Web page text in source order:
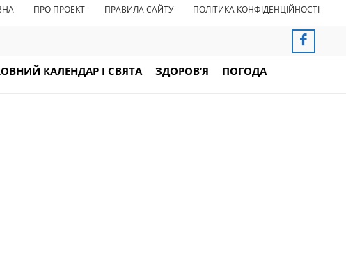
ПРО ПРОЕКТ ПРАВИЛА САЙТУ ПОЛІТИКА КОНФІДЕНЦІЙНОСТІ
КАЛЕНДАР І СВЯТА ЗДОРОВ’Я ПОГОДА